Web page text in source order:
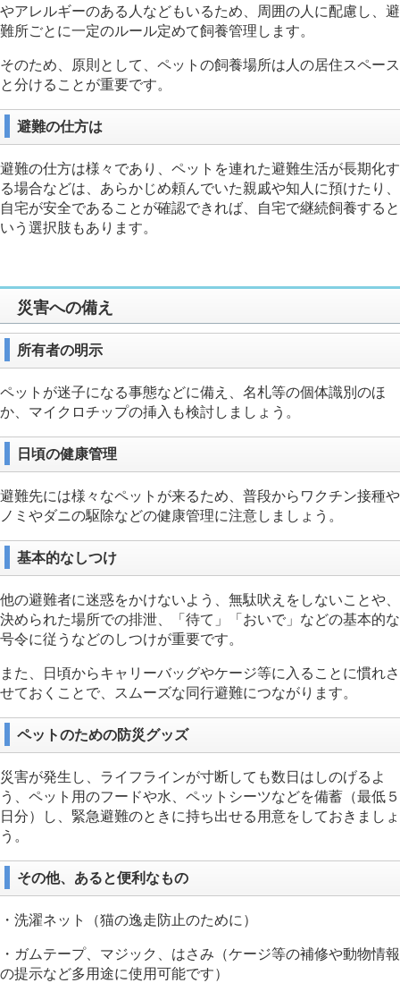
やアレルギーのある人などもいるため、周囲の人に配慮し、避
難所ごとに一定のルール定めて飼養管理します。
そのため、原則として、ペットの飼養場所は人の居住スペース
と分けることが重要です。
避難の仕方は
避難の仕方は様々であり、ペットを連れた避難生活が長期化す
る場合などは、あらかじめ頼んでいた親戚や知人に預けたり、
自宅が安全であることが確認できれば、自宅で継続飼養すると
いう選択肢もあります。
災害への備え
所有者の明示
ペットが迷子になる事態などに備え、名札等の個体識別のほ
か、マイクロチップの挿入も検討しましょう。
日頃の健康管理
避難先には様々なペットが来るため、普段からワクチン接種や
ノミやダニの駆除などの健康管理に注意しましょう。
基本的なしつけ
他の避難者に迷惑をかけないよう、無駄吠えをしないことや、
決められた場所での排泄、「待て」「おいで」などの基本的な
号令に従うなどのしつけが重要です。
また、日頃からキャリーバッグやケージ等に入ることに慣れさ
せておくことで、スムーズな同行避難につながります。
ペットのための防災グッズ
災害が発生し、ライフラインが寸断しても数日はしのげるよ
う、ペット用のフードや水、ペットシーツなどを備蓄（最低５
日分）し、緊急避難のときに持ち出せる用意をしておきましょ
う。
その他、あると便利なもの
・洗濯ネット（猫の逸走防止のために）
・ガムテープ、マジック、はさみ（ケージ等の補修や動物情報
の提示など多用途に使用可能です）